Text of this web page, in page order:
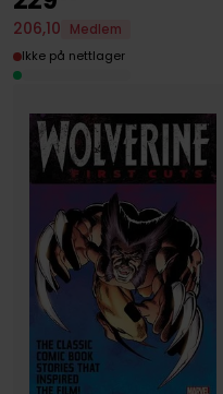
206,10
Medlem
Ikke på nettlager